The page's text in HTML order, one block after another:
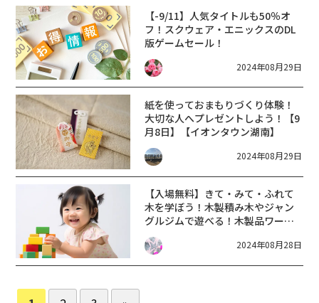
【-9/11】人気タイトルも50％オ
フ！スクウェア・エニックスのDL
版ゲームセール！
2024年08月29日
紙を使っておまもりづくり体験！
大切な人へプレゼントしよう！【9
月8日】【イオンタウン湖南】
2024年08月29日
【入場無料】きて・みて・ふれて
木を学ぼう！木製積み木やジャン
グルジムで遊べる！木製品ワーク
ショップも♪【9月8日/イオンモー
ル草津】
2024年08月28日